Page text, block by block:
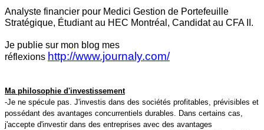
Analyste financier pour Medici Gestion de Portefeuille
Stratégique, Étudiant au HEC Montréal, Candidat au CFA II.
Je publie sur mon blog mes
réflexions http://www.journaly.com/
Ma philosophie d'investissement
-Je ne spécule pas. J'investis dans des sociétés profitables, prévisibles et
possédant des avantages concurrentiels durables. Dans certains cas,
j'accepte d'investir dans des entreprises avec des avantages